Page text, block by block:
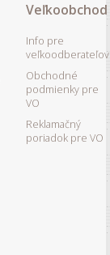
Veľkoobchod
Info pre
veľkoodberateľov
Obchodné
podmienky pre
VO
Reklamačný
poriadok pre VO